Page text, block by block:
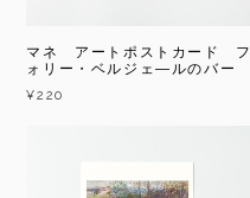
マネ アートポストカード フ
ォリー・ベルジェ―ルのバー
¥220